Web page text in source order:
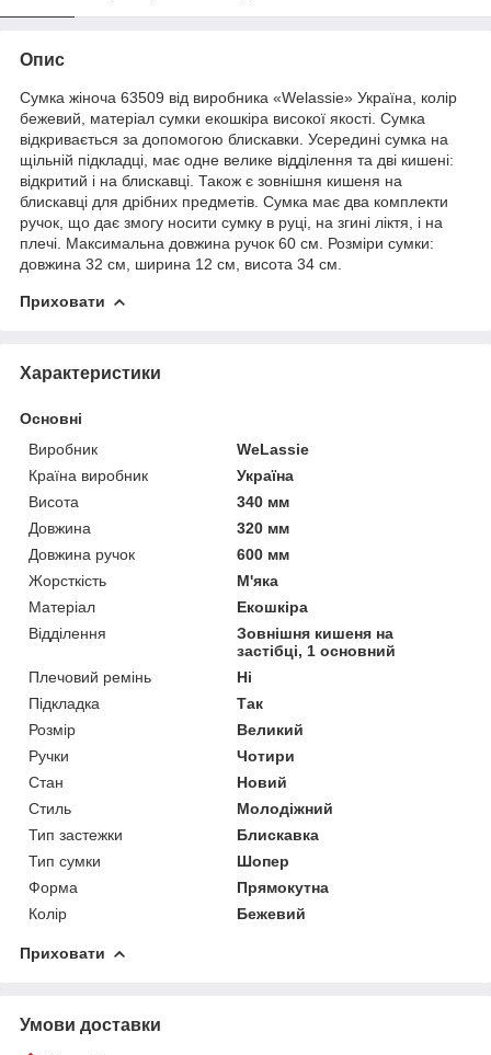
Опис
Сумка жіноча 63509 від виробника «Welassie» Україна, колір
бежевий, матеріал сумки екошкіра високої якості. Сумка
відкривається за допомогою блискавки. Усередині сумка на
щільній підкладці, має одне велике відділення та дві кишені:
відкритий і на блискавці. Також є зовнішня кишеня на
блискавці для дрібних предметів. Сумка має два комплекти
ручок, що дає змогу носити сумку в руці, на згині ліктя, і на
плечі. Максимальна довжина ручок 60 см. Розміри сумки:
довжина 32 см, ширина 12 см, висота 34 см.
Приховати
Характеристики
Основні
Виробник
WeLassie
Країна виробник
Україна
Висота
340 мм
Довжина
320 мм
Довжина ручок
600 мм
Жорсткість
М'яка
Матеріал
Екошкіра
Відділення
Зовнішня кишеня на
застібці, 1 основний
Плечовий ремінь
Ні
Підкладка
Так
Розмір
Великий
Ручки
Чотири
Стан
Новий
Стиль
Молодіжний
Тип застежки
Блискавка
Тип сумки
Шопер
Форма
Прямокутна
Колір
Бежевий
Приховати
Умови доставки